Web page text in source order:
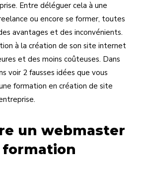
Entre déléguer cela à une
ou encore se former, toutes
avantages et des inconvénients.
à la création de son site internet
et des moins coûteuses. Dans
voir 2 fausses idées que vous
formation en création de site
un webmaster
formation